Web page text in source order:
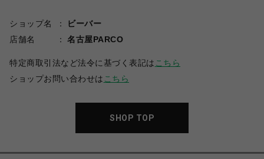
ショップ名
ビーバー
店舗名
名古屋PARCO
特定商取引法など法令に基づく表記は こちら
ショップお問い合わせは こちら
SHOP TOP